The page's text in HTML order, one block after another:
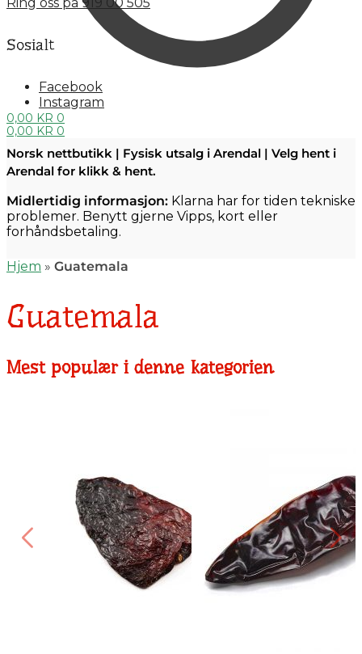
0,00 KR 0
Sosialt
Facebook
Instagram
0,00 KR 0
Norsk nettbutikk | Fysisk utsalg i Arendal | Velg hent i
Arendal for klikk & hent.
Midlertidig informasjon: Klarna har for tiden tekniske
problemer. Benytt gjerne Vipps, kort eller
forhåndsbetaling.
Hjem » Guatemala
Guatemala
Mest populær i denne kategorien